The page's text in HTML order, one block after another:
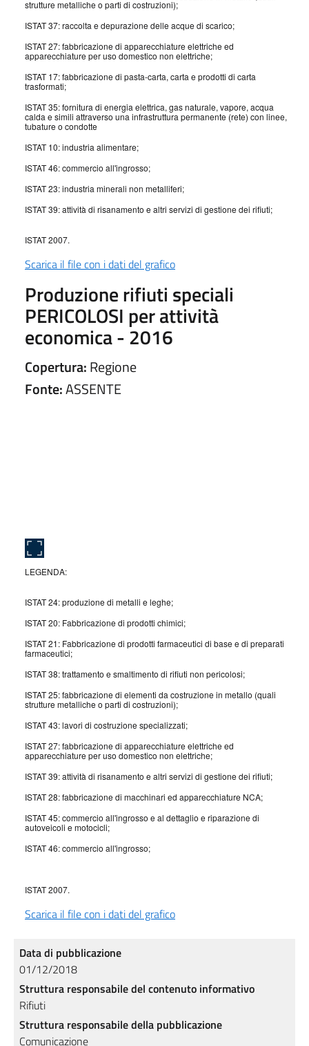
strutture metalliche o parti di costruzioni);
ISTAT 37: raccolta e depurazione delle acque di scarico;
ISTAT 27: fabbricazione di apparecchiature elettriche ed
apparecchiature per uso domestico non elettriche;
ISTAT 17: fabbricazione di pasta-carta, carta e prodotti di carta
trasformati;
ISTAT 35: fornitura di energia elettrica, gas naturale, vapore, acqua
calda e simili attraverso una infrastruttura permanente (rete) con linee,
tubature o condotte
ISTAT 10: industria alimentare;
ISTAT 46: commercio all'ingrosso;
ISTAT 23: industria minerali non metalliferi;
ISTAT 39: attività di risanamento e altri servizi di gestione dei rifiuti;
ISTAT 2007.
Scarica il file con i dati del grafico
Produzione rifiuti speciali
PERICOLOSI per attività
economica - 2016
Copertura:Regione
Fonte:ASSENTE
LEGENDA:
ISTAT 24: produzione di metalli e leghe;
ISTAT 20: Fabbricazione di prodotti chimici;
ISTAT 21: Fabbricazione di prodotti farmaceutici di base e di preparati
farmaceutici;
ISTAT 38: trattamento e smaltimento di rifiuti non pericolosi;
ISTAT 25: fabbricazione di elementi da costruzione in metallo (quali
strutture metalliche o parti di costruzioni);
ISTAT 43: lavori di costruzione specializzati;
ISTAT 27: fabbricazione di apparecchiature elettriche ed
apparecchiature per uso domestico non elettriche;
ISTAT 39: attività di risanamento e altri servizi di gestione dei rifiuti;
ISTAT 28: fabbricazione di macchinari ed apparecchiature NCA;
ISTAT 45: commercio all'ingrosso e al dettaglio e riparazione di
autoveicoli e motocicli;
ISTAT 46: commercio all'ingrosso;
ISTAT 2007.
Scarica il file con i dati del grafico
Data di pubblicazione
01/12/2018
Struttura responsabile del contenuto informativo
Rifiuti
Struttura responsabile della pubblicazione
Comunicazione